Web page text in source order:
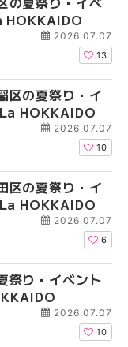
HOKKAIDO
2026.07.07
13
区の夏祭り・イ
HOKKAIDO
2026.07.07
10
区の夏祭り・イ
HOKKAIDO
2026.07.07
6
祭り・イベント
2026.07.07
10
まとめ | MouLa
年夏 札幌市中央
トまとめ |
年夏 札幌市手稲
トまとめ |
年夏 札幌市南区
まとめ | MouLa
トまとめ |
年夏 札幌市豊平
トまとめ |
年夏 札幌市東区
まとめ | MouLa
年夏 札幌市南区
まとめ | MouLa